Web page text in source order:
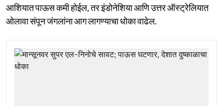
आशियात पाऊस कमी होईल, तर इंडोनेशिया आणि उत्तर ऑस्ट्रेलियात
ओलावा संपून जंगलांना आग लागण्याचा धोका वाढेल.